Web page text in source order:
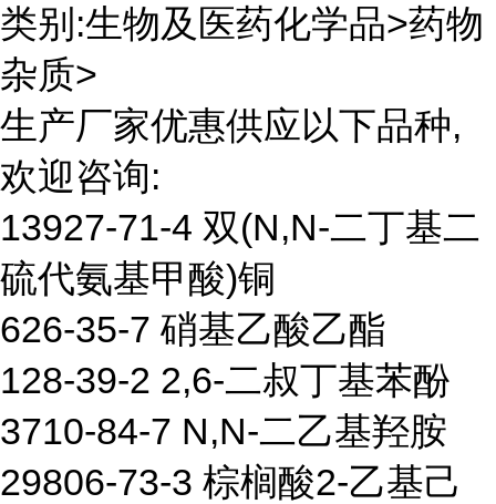
类别:生物及医药化学品>药物
杂质>
生产厂家优惠供应以下品种,
欢迎咨询:
13927-71-4 双(N,N-二丁基二
硫代氨基甲酸)铜
626-35-7 硝基乙酸乙酯
128-39-2 2,6-二叔丁基苯酚
3710-84-7 N,N-二乙基羟胺
29806-73-3 棕榈酸2-乙基己